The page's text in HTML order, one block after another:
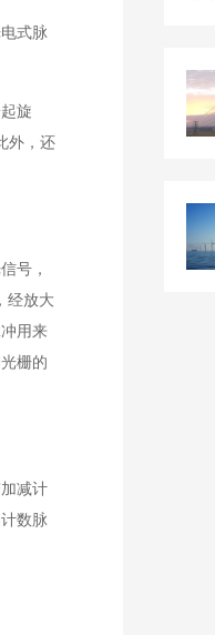
式脉
旋
外，还
号，
经放大
用来
栅的
减计
数脉